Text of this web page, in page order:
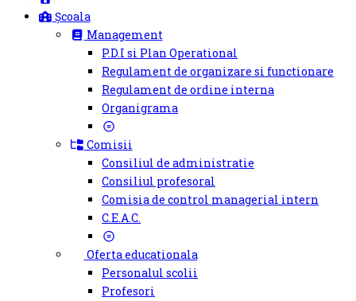
Școala
Management
P.D.I si Plan Operational
Regulament de organizare si functionare
Regulament de ordine interna
Organigrama
Comisii
Consiliul de administratie
Consiliul profesoral
Comisia de control managerial intern
C.E.A.C.
Oferta educationala
Personalul scolii
Profesori